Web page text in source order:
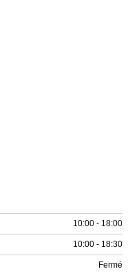
10:00 - 18:00
10:00 - 18:30
Fermé